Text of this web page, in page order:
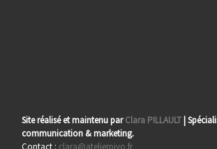
Site réalisé et maintenu parClara PILLAULT |
communication & marketing.